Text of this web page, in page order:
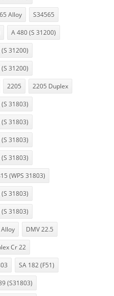
Alloy S34565
A 480 (S 31200)
31200)
31200)
2205 2205 Duplex
31803)
31803)
31803)
31803)
(WPS 31803)
31803)
31803)
DMV 22.5
Cr 22
SA 182 (F51)
(S31803)